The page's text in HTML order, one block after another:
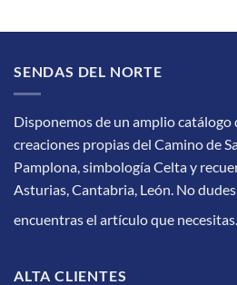
SENDAS DEL NORTE
Disponemos de un amplio catálogo
creaciones propias del Camino de
Pamplona, simbología Celta y
Asturias, Cantabria, León. No
encuentras el artículo que necesitas.
ALTA CLIENTES